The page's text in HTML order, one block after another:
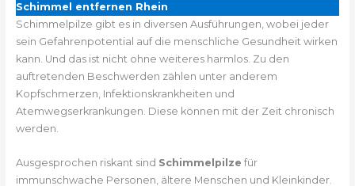
Schimmel entfernen Rhein
Schimmelpilze gibt es in diversen Ausführungen, wobei jeder
sein Gefahrenpotential auf die menschliche Gesundheit wirken
kann. Und das ist nicht ohne weiteres harmlos. Zu den
auftretenden Beschwerden zählen unter anderem
Kopfschmerzen, Infektionskrankheiten und
Atemwegserkrankungen. Diese können mit der Zeit chronisch
werden.
Ausgesprochen riskant sind Schimmelpilze für
immunschwache Personen, ältere Menschen und Kleinkinder.